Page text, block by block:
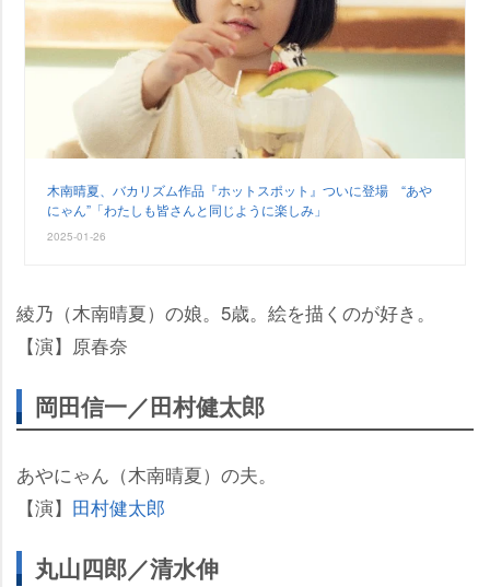
木南晴夏、バカリズム作品『ホットスポット』ついに登場 “あ
にゃん”「わたしも皆さんと同じように楽しみ」
2025-01-26
綾乃（木南晴夏）の娘。5歳。絵を描くのが好き。
【演】原春奈
岡田信一／田村健太郎
あやにゃん（木南晴夏）の夫。
【演】 田村健太郎
丸山四郎／清水伸